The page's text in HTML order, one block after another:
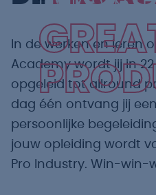
In de werken en leren
Academy wordt jij in
opgeleid tot allround
dag één ontvang jij
persoonlijke
jouw opleiding wordt
Pro Industry. Win-win-